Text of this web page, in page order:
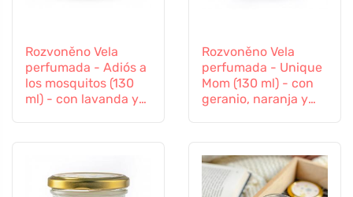
Rozvoněno Vela
perfumada - Adiós a
los mosquitos (130
ml) - con lavanda y
Rozvoněno Vela
perfumada - Unique
Mom (130 ml) - con
geranio, naranja y